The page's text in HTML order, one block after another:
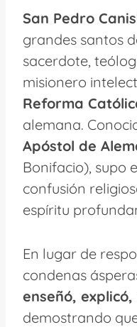
San Pedro
grandes santos
sacerdote,
misionero
Reforma
alemana.
Apóstol de
Bonifacio), supo
confusión
espíritu
En lugar de
condenas
enseñó,
demostrando